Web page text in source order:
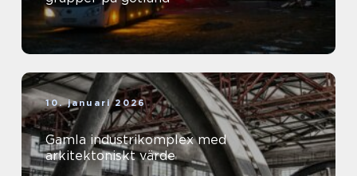
10. januari 2026
Gamla industrikomplex med
arkitektoniskt värde